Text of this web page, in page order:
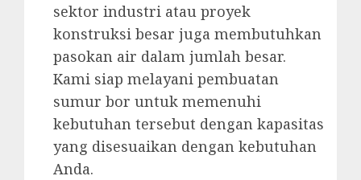
sektor industri atau proyek
konstruksi besar juga membutuhkan
pasokan air dalam jumlah besar.
Kami siap melayani pembuatan
sumur bor untuk memenuhi
kebutuhan tersebut dengan kapasitas
yang disesuaikan dengan kebutuhan
Anda.